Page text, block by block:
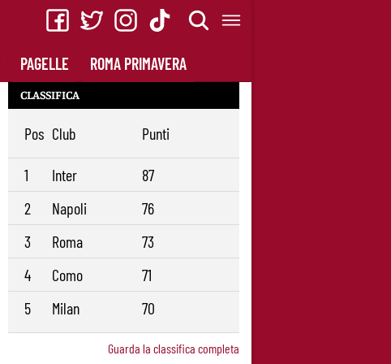
PAGELLE ROMA PRIMAVERA
CLASSIFICA
Pos Club Punti
1 Inter
87
2
Napoli
76
3
Roma
73
4
Como
71
5
Milan 70
Guarda la classifica completa